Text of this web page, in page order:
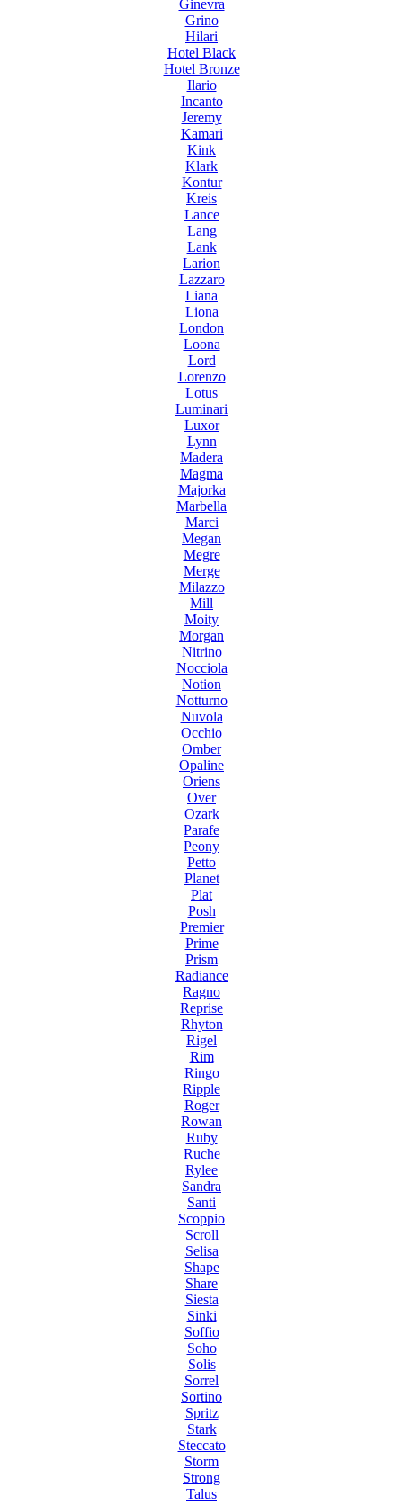
Ginevra
Grino
Hilari
Hotel Black
Hotel Bronze
Ilario
Incanto
Jeremy
Kamari
Kink
Klark
Kontur
Kreis
Lance
Lang
Lank
Larion
Lazzaro
Liana
Liona
London
Loona
Lord
Lorenzo
Lotus
Luminari
Luxor
Lynn
Madera
Magma
Majorka
Marbella
Marci
Megan
Megre
Merge
Milazzo
Mill
Moity
Morgan
Nitrino
Nocciola
Notion
Notturno
Nuvola
Occhio
Omber
Opaline
Oriens
Over
Ozark
Parafe
Peony
Petto
Planet
Plat
Posh
Premier
Prime
Prism
Radiance
Ragno
Reprise
Rhyton
Rigel
Rim
Ringo
Ripple
Roger
Rowan
Ruby
Ruche
Rylee
Sandra
Santi
Scoppio
Scroll
Selisa
Shape
Share
Siesta
Sinki
Soffio
Soho
Solis
Sorrel
Sortino
Spritz
Stark
Steccato
Storm
Strong
Talus